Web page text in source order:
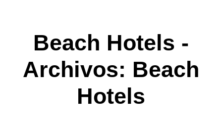
Beach Hotels -
Archivos: Beach
Hotels